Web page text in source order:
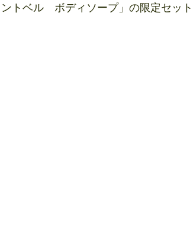
トベル　ボディソープ」の限定セッ